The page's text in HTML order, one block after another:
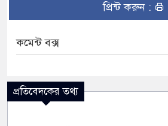
প্রিন্ট করুন :
কমেন্ট বক্স
প্রতিবেদকের তথ্য